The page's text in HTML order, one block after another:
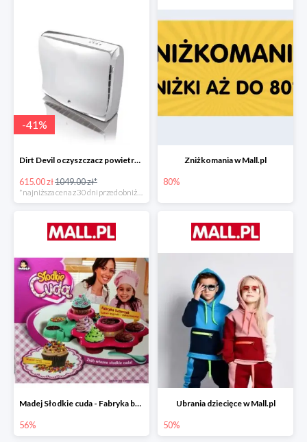
-41%
Dirt Devil oczyszczacz powietrza Pureza 350 -41%
615.00 zł1049.00 zł*
*najniższa cena z 30 dni przed obniżką
Zniżkomania w Mall.pl
80%
Madej Słodkie cuda - Fabryka babeczek
56%
Ubrania dziecięce w Mall.pl
50%